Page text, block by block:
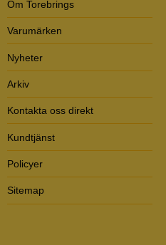
Om Torebrings
Varumärken
Nyheter
Arkiv
Kontakta oss direkt
Kundtjänst
Policyer
Sitemap